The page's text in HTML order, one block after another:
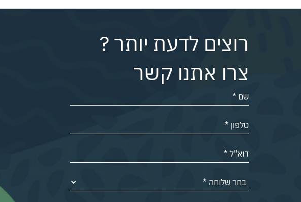
רוצים לדעת יותר ?
צרו אתנו קשר